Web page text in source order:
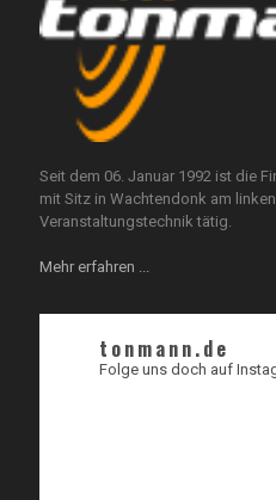
Seit dem 06. Januar 1992 ist die
mit Sitz in Wachtendonk am
Veranstaltungstechnik tätig.
Mehr erfahren ...
tonmann.de
Folge uns doch auf